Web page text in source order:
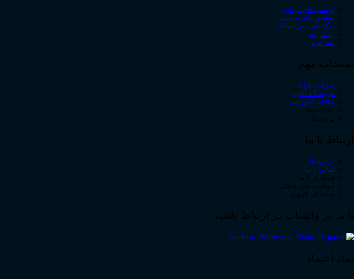
پوشش های دریایی
پوشش های صنعتی
رنگ های سی استاک
زینک ریچ
ضد خزه
صفحات مهم
شرکت باژاک
فروشگاه آنلاین
مقالات آموزشی
خدمات ما
پروژه ها
ارتباط با ما
درباره ما
تماس با ما
همکاری با ما
موقعیت های شغلی
نمایندگی فروش
با ما در واتساپ در ارتباط باشید
نماد اعتماد